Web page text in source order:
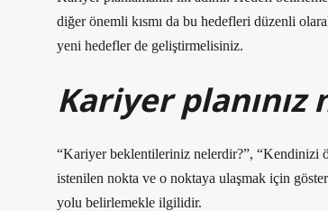
diğer önemli kısmı da bu hedefleri düzenli
yeni hedefler de geliştirmelisiniz.
Kariyer planınız
“Kariyer beklentileriniz nelerdir?”, “Kendinizi
istenilen nokta ve o noktaya ulaşmak için
yolu belirlemekle ilgilidir.